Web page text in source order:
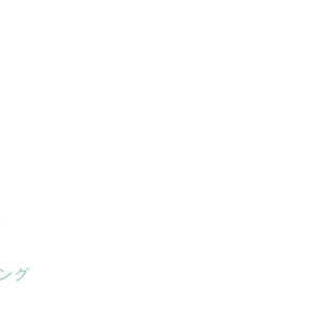
グ